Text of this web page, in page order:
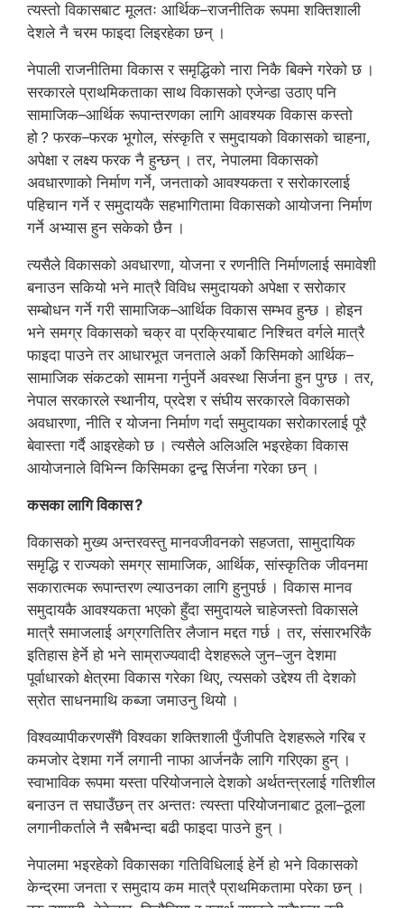
त्यस्तो विकासबाट मूलतः आर्थिक–राजनीतिक रूपमा शक्तिशाली
देशले नै चरम फाइदा लिइरहेका छन् ।
नेपाली राजनीतिमा विकास र समृद्धिको नारा निकै बिक्ने गरेको छ ।
सरकारले प्राथमिकताका साथ विकासको एजेन्डा उठाए पनि
सामाजिक–आर्थिक रूपान्तरणका लागि आवश्यक विकास कस्तो
हो ? फरक–फरक भूगोल, संस्कृति र समुदायको विकासको चाहना,
अपेक्षा र लक्ष्य फरक नै हुन्छन् । तर, नेपालमा विकासको
अवधारणाको निर्माण गर्ने, जनताको आवश्यकता र सरोकारलाई
पहिचान गर्ने र समुदायकै सहभागितामा विकासको आयोजना निर्माण
गर्ने अभ्यास हुन सकेको छैन ।
त्यसैले विकासको अवधारणा, योजना र रणनीति निर्माणलाई समावेशी
बनाउन सकियो भने मात्रै विविध समुदायको अपेक्षा र सरोकार
सम्बोधन गर्ने गरी सामाजिक–आर्थिक विकास सम्भव हुन्छ । होइन
भने समग्र विकासको चक्र वा प्रक्रियाबाट निश्चित वर्गले मात्रै
फाइदा पाउने तर आधारभूत जनताले अर्को किसिमको आर्थिक–
सामाजिक संकटको सामना गर्नुपर्ने अवस्था सिर्जना हुन पुग्छ । तर,
नेपाल सरकारले स्थानीय, प्रदेश र संघीय सरकारले विकासको
अवधारणा, नीति र योजना निर्माण गर्दा समुदायका सरोकारलाई पूरै
बेवास्ता गर्दै आइरहेको छ । त्यसैले अलिअलि भइरहेका विकास
आयोजनाले विभिन्न किसिमका द्वन्द्व सिर्जना गरेका छन् ।
कसका लागि विकास ?
विकासको मुख्य अन्तरवस्तु मानवजीवनको सहजता, सामुदायिक
समृद्धि र राज्यको समग्र सामाजिक, आर्थिक, सांस्कृतिक जीवनमा
सकारात्मक रूपान्तरण ल्याउनका लागि हुनुपर्छ । विकास मानव
समुदायकै आवश्यकता भएको हुँदा समुदायले चाहेजस्तो विकासले
मात्रै समाजलाई अग्रगतितिर लैजान मद्दत गर्छ । तर, संसारभरिकै
इतिहास हेर्ने हो भने साम्राज्यवादी देशहरूले जुन–जुन देशमा
पूर्वाधारको क्षेत्रमा विकास गरेका थिए, त्यसको उद्देश्य ती देशको
स्रोत साधनमाथि कब्जा जमाउनु थियो ।
विश्वव्यापीकरणसँगै विश्वका शक्तिशाली पुँजीपति देशहरूले गरिब र
कमजोर देशमा गर्ने लगानी नाफा आर्जनकै लागि गरिएका हुन् ।
स्वाभाविक रूपमा यस्ता परियोजनाले देशको अर्थतन्त्रलाई गतिशील
बनाउन त सघाउँछन् तर अन्ततः त्यस्ता परियोजनाबाट ठूला–ठूला
लगानीकर्ताले नै सबैभन्दा बढी फाइदा पाउने हुन् ।
नेपालमा भइरहेको विकासका गतिविधिलाई हेर्ने हो भने विकासको
केन्द्रमा जनता र समुदाय कम मात्रै प्राथमिकतामा परेका छन् ।